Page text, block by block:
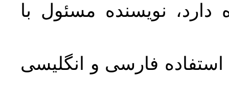
نویسنده مسئول با
استفاده فارسی و انگلیسی